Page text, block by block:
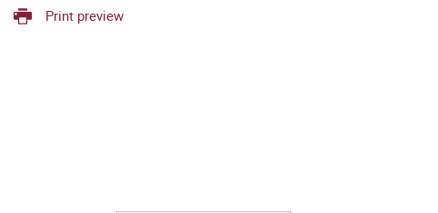
Print preview